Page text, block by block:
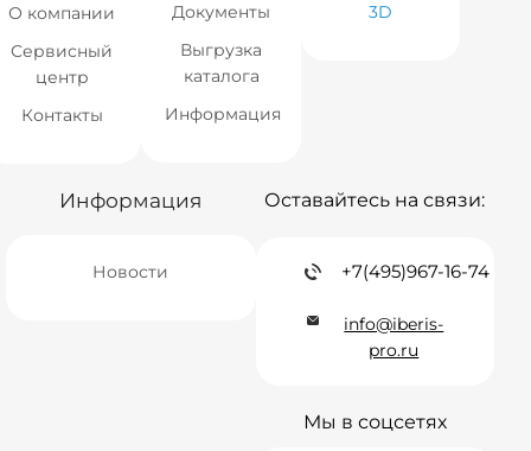
О компании
Сервисный
центр
Контакты
Документы
Выгрузка
каталога
Информация
3D
Информация
Новости
Оставайтесь на связи:
+7(495)967-16-74
info@iberis-
pro.ru
Мы в соцсетях